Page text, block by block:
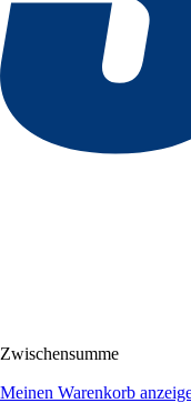
Zwischensumme
Meinen Warenkorb